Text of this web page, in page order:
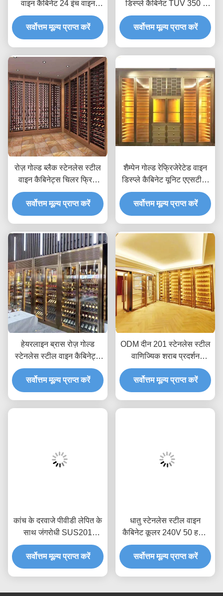
वाइन कैबिनेट 24 इंच वाइन
फ्रिज AC240V
सर्वोत्तम मूल्य प्राप्त करें
डिस्प्ले कैबिनेट TUV 350 *
190cm
सर्वोत्तम मूल्य प्राप्त करें
रोज़ गोल्ड ब्लैक स्टेनलेस स्टील
वाइन कैबिनेट्स चिलर फ्रिज
एएसटीएम 316L 201
सर्वोत्तम मूल्य प्राप्त करें
शैम्पेन गोल्ड रेफ्रिजेरेटेड वाइन
डिस्प्ले कैबिनेट यूनिट एएसटीएम
316 एल आईएसओ 300 * 160
सेमी
सर्वोत्तम मूल्य प्राप्त करें
हेयरलाइन ब्रास रोज़ गोल्ड
स्टेनलेस स्टील वाइन कैबिनेट्स
फ्रिज 300 मिमी से 500 मिमी
गहराई:
सर्वोत्तम मूल्य प्राप्त करें
ODM दीन 201 स्टेनलेस स्टील
वाणिज्यिक शराब प्रदर्शन
अलमारियाँ कूलर फ्रिज
सर्वोत्तम मूल्य प्राप्त करें
कांच के दरवाजे पीवीडी लेपित के
साथ जंगरोधी SUS201
स्टेनलेस स्टील वाइन अलमारियाँ;
सर्वोत्तम मूल्य प्राप्त करें
धातु स्टेनलेस स्टील वाइन
कैबिनेट कूलर 240V 50 हर्ट्ज
टच कंट्रोल पैनल
सर्वोत्तम मूल्य प्राप्त करें